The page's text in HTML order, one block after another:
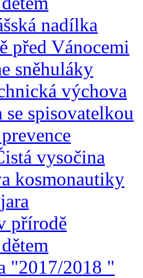
nadílka
před Vánocemi
sněhuláky
výchova
se spisovatelkou
vysočina
kosmonautiky
přírodě
"2017/2018 "